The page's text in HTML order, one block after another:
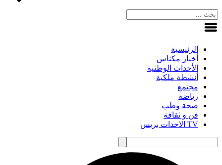
الرئيسية
أخبار مكناس
الأحداث الوطنية
أنشطة ملكية
مجتمع
رياضة
صحة وطب
فن و ثقافة
TV الاحدات بريس